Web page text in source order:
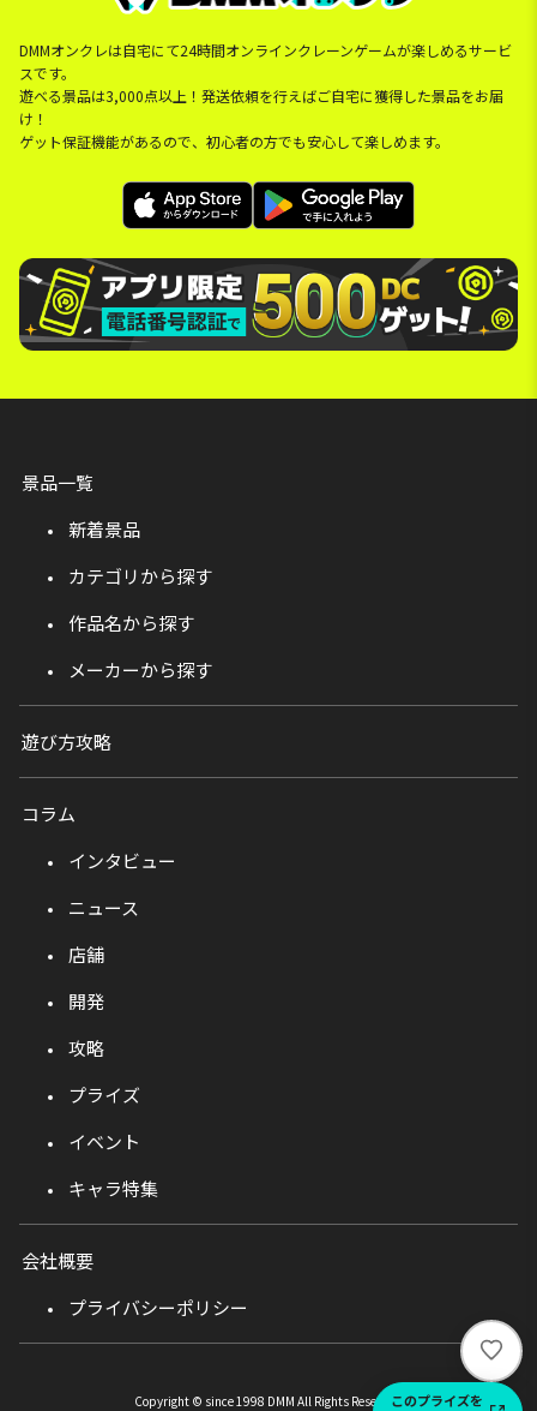
DMMオンクレは自宅にて24時間オンラインクレーンゲームが楽しめるサービ
スです。
遊べる景品は3,000点以上！発送依頼を行えばご自宅に獲得した景品をお届
け！
ゲット保証機能があるので、初心者の方でも安心して楽しめます。
い
い
このプライズを
景品一覧
新着景品
カテゴリから探す
作品名から探す
メーカーから探す
遊び方攻略
コラム
インタビュー
ニュース
店舗
開発
攻略
プライズ
イベント
キャラ特集
会社概要
プライバシーポリシー
Copyright © since 1998 DMM All Rights Reserved.